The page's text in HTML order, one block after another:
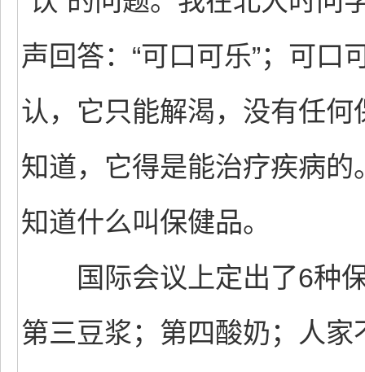
声回答：“可口可乐”；可
认，它只能解渴，没有任
知道，它得是能治疗疾病
知道什么叫保健品。
国际会议上定出了6种保
第三豆浆；第四酸奶；人